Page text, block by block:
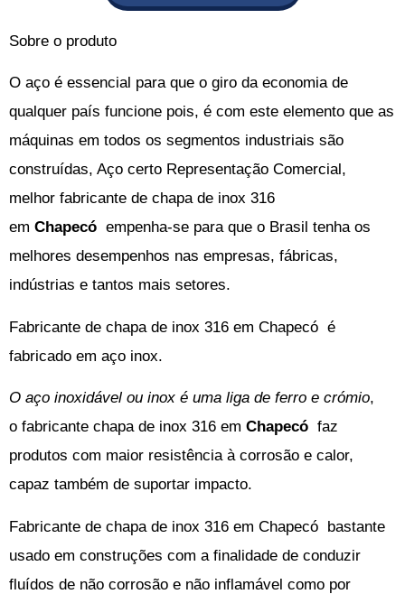
Sobre o produto
O aço é essencial para que o giro da economia de
qualquer país funcione pois, é com este elemento que as
máquinas em todos os segmentos industriais são
construídas, Aço certo Representação Comercial,
melhor fabricante de chapa de inox 316
em Chapecó empenha-se para que o Brasil tenha os
melhores desempenhos nas empresas, fábricas,
indústrias e tantos mais setores.
Fabricante de chapa de inox 316 em Chapecó é
fabricado em aço inox.
O aço inoxidável ou inox é uma liga de ferro e crómio,
o fabricante chapa de inox 316 em Chapecó faz
produtos com maior resistência à corrosão e calor,
capaz também de suportar impacto.
Fabricante de chapa de inox 316 em Chapecó bastante
usado em construções com a finalidade de conduzir
fluídos de não corrosão e não inflamável como por